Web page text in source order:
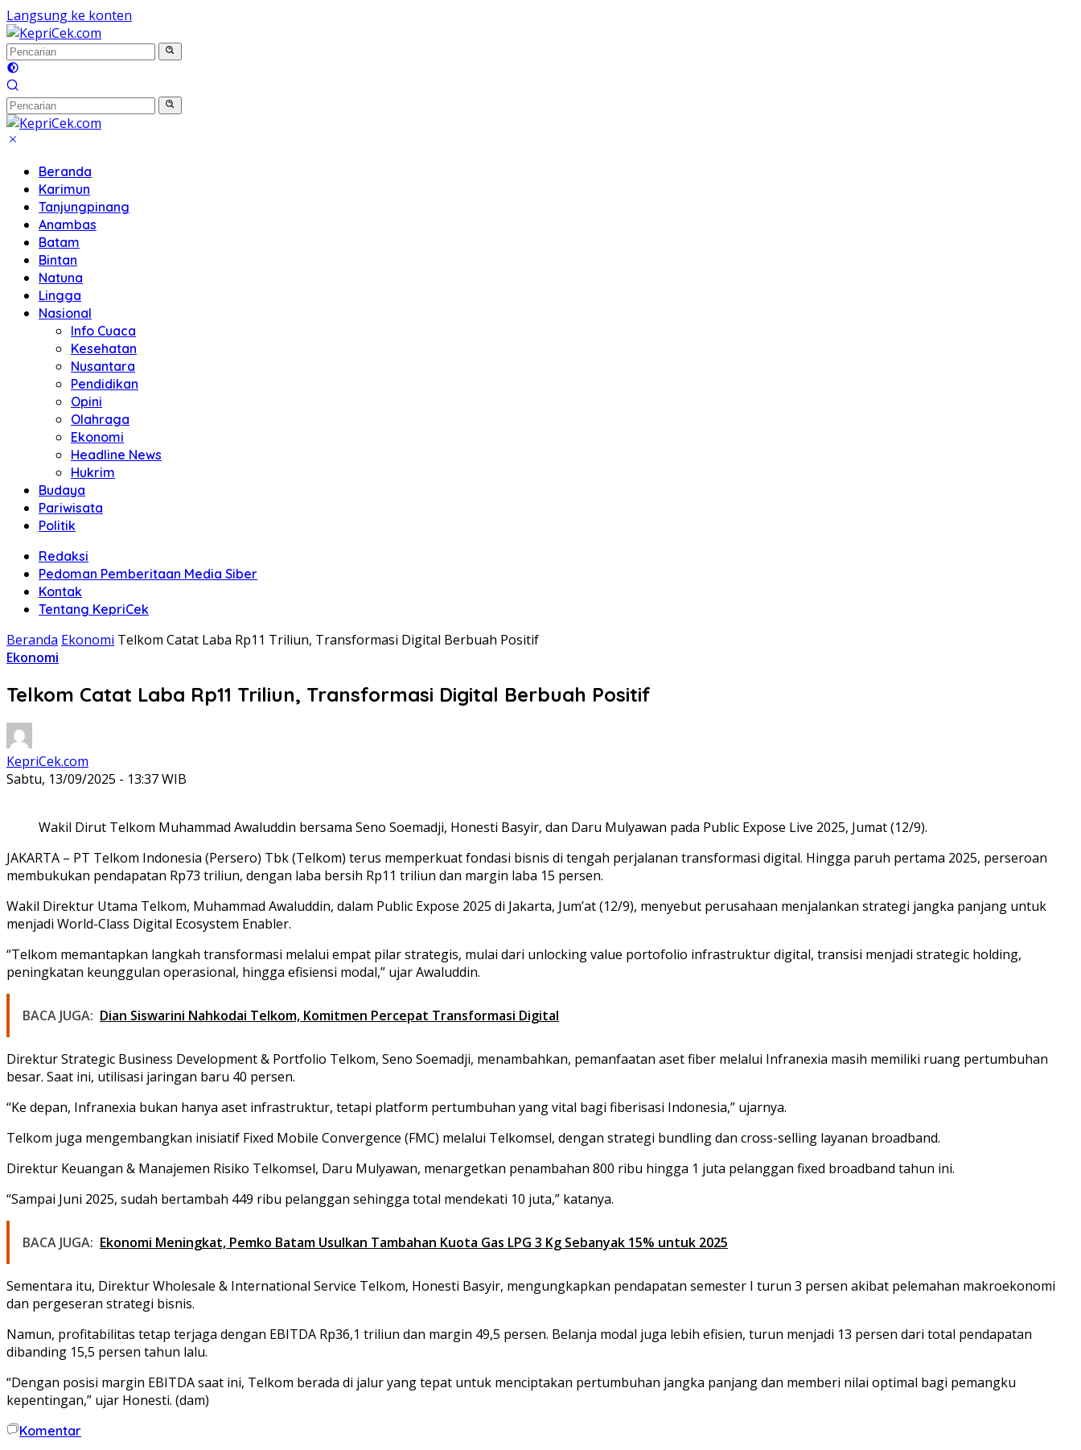
Langsung ke konten
Beranda
Karimun
Tanjungpinang
Anambas
Batam
Bintan
Natuna
Lingga
Nasional
Info Cuaca
Kesehatan
Nusantara
Pendidikan
Opini
Olahraga
Ekonomi
Headline News
Hukrim
Budaya
Pariwisata
Politik
Redaksi
Pedoman Pemberitaan Media Siber
Kontak
Tentang KepriCek
Beranda Ekonomi Telkom Catat Laba Rp11 Triliun, Transformasi Digital Berbuah Positif
Ekonomi
Telkom Catat Laba Rp11 Triliun, Transformasi Digital Berbuah Positif
KepriCek.com
Sabtu, 13/09/2025 - 13:37 WIB
Wakil Dirut Telkom Muhammad Awaluddin bersama Seno Soemadji, Honesti Basyir, dan Daru Mulyawan pada Public Expose Live 2025, Jumat (12/9).
JAKARTA – PT Telkom Indonesia (Persero) Tbk (Telkom) terus memperkuat fondasi bisnis di tengah perjalanan transformasi digital. Hingga paruh pertama 2025, perseroan
membukukan pendapatan Rp73 triliun, dengan laba bersih Rp11 triliun dan margin laba 15 persen.
Wakil Direktur Utama Telkom, Muhammad Awaluddin, dalam Public Expose 2025 di Jakarta, Jum’at (12/9), menyebut perusahaan menjalankan strategi jangka panjang untuk
menjadi World-Class Digital Ecosystem Enabler.
“Telkom memantapkan langkah transformasi melalui empat pilar strategis, mulai dari unlocking value portofolio infrastruktur digital, transisi menjadi strategic holding,
peningkatan keunggulan operasional, hingga efisiensi modal,” ujar Awaluddin.
BACA JUGA: Dian Siswarini Nahkodai Telkom, Komitmen Percepat Transformasi Digital
Direktur Strategic Business Development & Portfolio Telkom, Seno Soemadji, menambahkan, pemanfaatan aset fiber melalui Infranexia masih memiliki ruang pertumbuhan
besar. Saat ini, utilisasi jaringan baru 40 persen.
“Ke depan, Infranexia bukan hanya aset infrastruktur, tetapi platform pertumbuhan yang vital bagi fiberisasi Indonesia,” ujarnya.
Telkom juga mengembangkan inisiatif Fixed Mobile Convergence (FMC) melalui Telkomsel, dengan strategi bundling dan cross-selling layanan broadband.
Direktur Keuangan & Manajemen Risiko Telkomsel, Daru Mulyawan, menargetkan penambahan 800 ribu hingga 1 juta pelanggan fixed broadband tahun ini.
“Sampai Juni 2025, sudah bertambah 449 ribu pelanggan sehingga total mendekati 10 juta,” katanya.
BACA JUGA: Ekonomi Meningkat, Pemko Batam Usulkan Tambahan Kuota Gas LPG 3 Kg Sebanyak 15% untuk 2025
Sementara itu, Direktur Wholesale & International Service Telkom, Honesti Basyir, mengungkapkan pendapatan semester I turun 3 persen akibat pelemahan makroekonomi
dan pergeseran strategi bisnis.
Namun, profitabilitas tetap terjaga dengan EBITDA Rp36,1 triliun dan margin 49,5 persen. Belanja modal juga lebih efisien, turun menjadi 13 persen dari total pendapatan
dibanding 15,5 persen tahun lalu.
“Dengan posisi margin EBITDA saat ini, Telkom berada di jalur yang tepat untuk menciptakan pertumbuhan jangka panjang dan memberi nilai optimal bagi pemangku
kepentingan,” ujar Honesti. (dam)
Komentar